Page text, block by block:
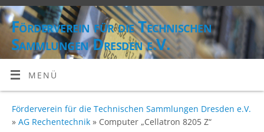
Förderverein für die Technischen
Sammlungen Dresden e.V.
MENÜ
Förderverein für die Technischen Sammlungen Dresden e.V.
»AG Rechentechnik» Computer „Cellatron 8205 Z“